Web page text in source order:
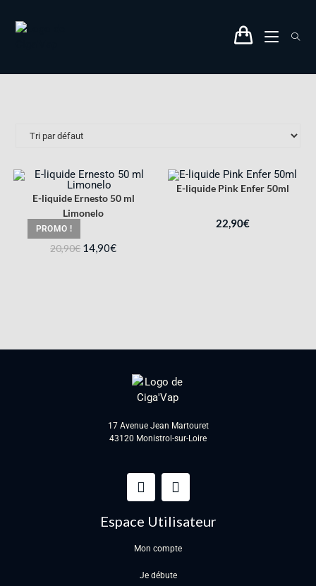
PROMO !
E-liquide Ernesto 50 ml
Limonelo
20,90€ 14,90€
E-liquide Pink Enfer 50ml
22,90€
17 Avenue Jean Martouret
43120 Monistrol-sur-Loire
Espace Utilisateur
Mon compte
Je débute